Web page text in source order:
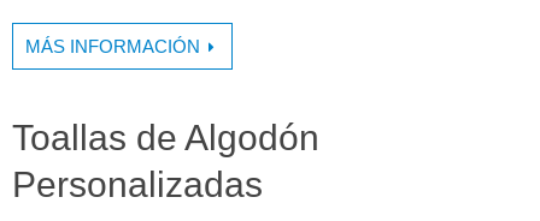
MÁS INFORMACIÓN
Toallas de Algodón
Personalizadas